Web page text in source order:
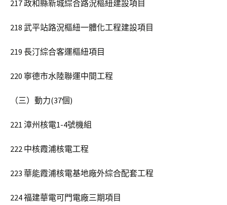
217 政和縣新城綜合路況樞紐建設項目
218 武平站路況樞紐一體化工程建設項目
219 長汀綜合客運樞紐項目
220 寧德市水陸聯運中間工程
（三）動力(37個)
221 漳州核電1-4號機組
222 中核霞浦核電工程
223 華能霞浦核電基地廠外綜合配套工程
224 福建華電可門電廠三期項目